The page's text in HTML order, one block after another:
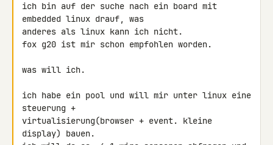
ich bin auf der suche nach ein board mit
embedded linux drauf, was
anderes als linux kann ich nicht.
fox g20 ist mir schon empfohlen worden.
was will ich.
ich habe ein pool und will mir unter linux eine
steuerung +
virtualisierung(browser + event. kleine
display) bauen.